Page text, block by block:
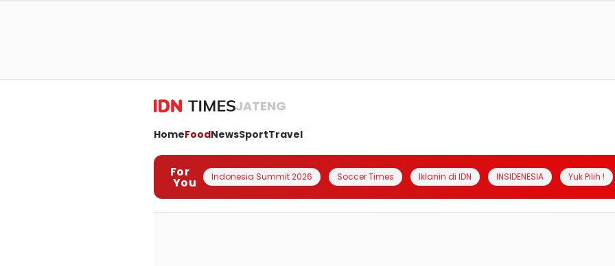
JATENG
HomeFoodNewsSportTravel
For
You Indonesia Summit 2026 Soccer Times Iklanin di IDN INSIDENESIA Yuk Pilih !